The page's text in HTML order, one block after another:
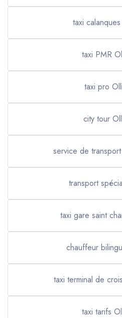
taxi
taxi PMR
taxi pro
city tour
service de
transport
taxi gare saint
chauffeur
taxi terminal de
taxi tarifs